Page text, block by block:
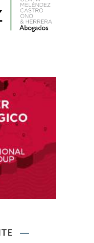
Clínicas
trabajadora
Ley del Sistema